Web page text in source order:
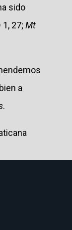
sido
1, 27; Mt
a
.